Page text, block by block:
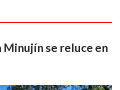
se reluce en